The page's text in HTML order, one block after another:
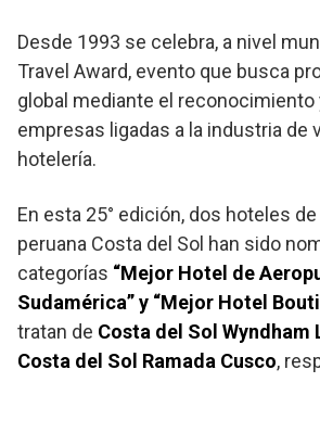
Desde 1993 se celebra, a nivel
Travel Award, evento que busca
global mediante el reconocimiento
empresas ligadas a la industria de
hotelería.
En esta 25° edición, dos hoteles
peruana Costa del Sol han sido
categorías “Mejor Hotel de
Sudamérica” y “Mejor Hotel
tratan de Costa del Sol Wyndham
Costa del Sol Ramada Cusco,